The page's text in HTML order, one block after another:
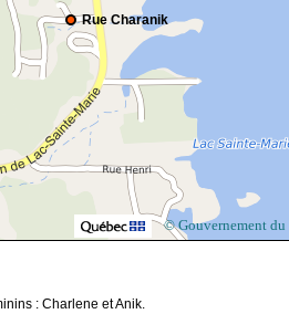
Rue Charanik
© Gouvernement du
: Charlene et Anik.